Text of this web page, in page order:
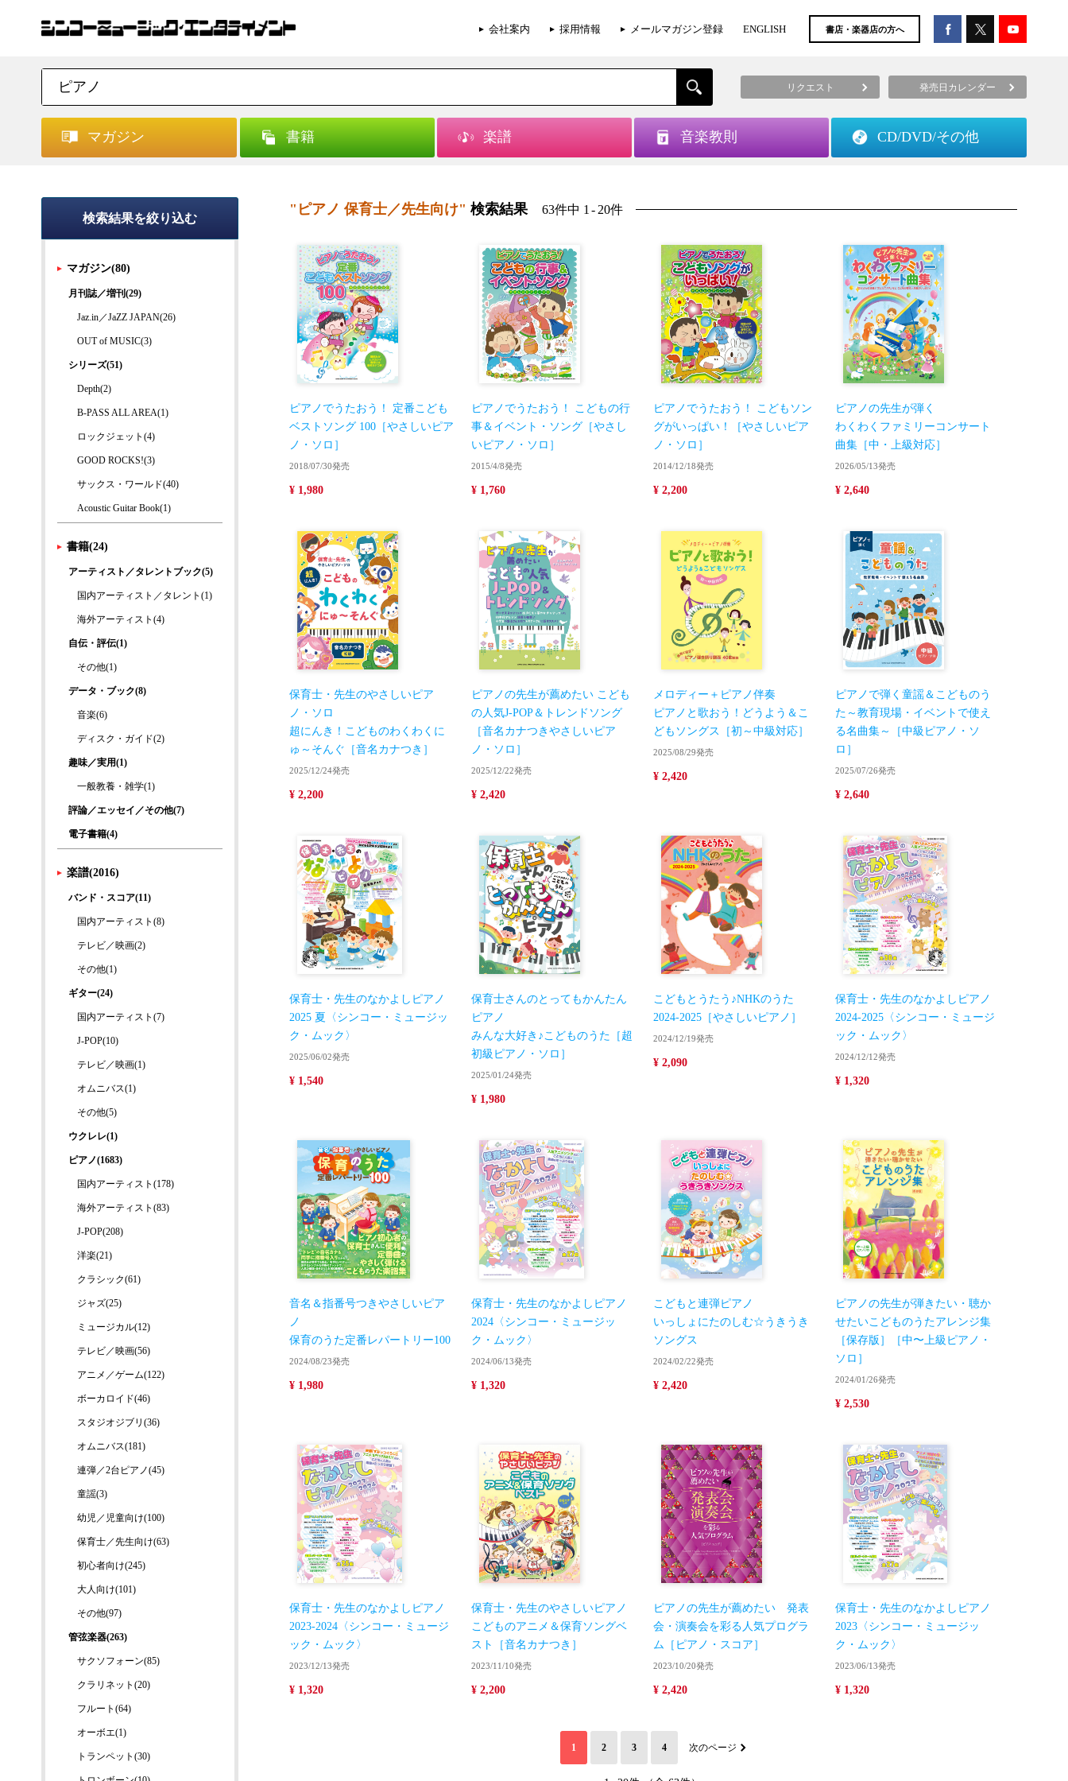
会社案内 採用情報 メールマガジン登録 ENGLISH 書店・楽器店の方へ
リクエスト 発売日カレンダー
マガジン 書籍 楽譜 音楽教則 CD/DVD/その他
"ピアノ 保育士／先生向け" 検索結果 63件中 1 - 20件
ピアノでうたおう！ 定番こども
ベストソング 100［やさしいピア
ノ・ソロ］
2018/07/30発売
¥ 1,980
ピアノでうたおう！ こどもの行
事＆イベント・ソング［やさし
いピアノ・ソロ］
2015/4/8発売
¥ 1,760
ピアノでうたおう！ こどもソン
グがいっぱい！［やさしいピア
ノ・ソロ］
2014/12/18発売
¥ 2,200
ピアノの先生が弾く
わくわくファミリーコンサート
曲集［中・上級対応］
2026/05/13発売
¥ 2,640
保育士・先生のやさしいピア
ノ・ソロ
超にんき！こどものわくわくに
ゅ～そんぐ［音名カナつき］
2025/12/24発売
¥ 2,200
ピアノの先生が薦めたい こども
の人気J-POP＆トレンドソング
［音名カナつきやさしいピア
ノ・ソロ］
2025/12/22発売
¥ 2,420
メロディー＋ピアノ伴奏
ピアノと歌おう！どうよう＆こ
どもソングス［初～中級対応］
2025/08/29発売
¥ 2,420
ピアノで弾く童謡＆こどものう
た～教育現場・イベントで使え
る名曲集～［中級ピアノ・ソ
ロ］
2025/07/26発売
¥ 2,640
保育士・先生のなかよしピアノ
2025 夏〈シンコー・ミュージッ
ク・ムック〉
2025/06/02発売
¥ 1,540
保育士さんのとってもかんたん
ピアノ
みんな大好き♪こどものうた［超
初級ピアノ・ソロ］
2025/01/24発売
¥ 1,980
こどもとうたう♪NHKのうた
2024-2025［やさしいピアノ］
2024/12/19発売
¥ 2,090
保育士・先生のなかよしピアノ
2024-2025〈シンコー・ミュージ
ック・ムック〉
2024/12/12発売
¥ 1,320
音名＆指番号つきやさしいピア
ノ
保育のうた定番レパートリー100
2024/08/23発売
¥ 1,980
保育士・先生のなかよしピアノ
2024〈シンコー・ミュージッ
ク・ムック〉
2024/06/13発売
¥ 1,320
こどもと連弾ピアノ
いっしょにたのしむ☆うきうき
ソングス
2024/02/22発売
¥ 2,420
ピアノの先生が弾きたい・聴か
せたいこどものうたアレンジ集
［保存版］［中〜上級ピアノ・
ソロ］
2024/01/26発売
¥ 2,530
保育士・先生のなかよしピアノ
2023-2024〈シンコー・ミュージ
ック・ムック〉
2023/12/13発売
¥ 1,320
保育士・先生のやさしいピアノ
こどものアニメ＆保育ソングベ
スト［音名カナつき］
2023/11/10発売
¥ 2,200
ピアノの先生が薦めたい 発表
会・演奏会を彩る人気プログラ
ム［ピアノ・スコア］
2023/10/20発売
¥ 2,420
保育士・先生のなかよしピアノ
2023〈シンコー・ミュージッ
ク・ムック〉
2023/06/13発売
¥ 1,320
1 2 3 4 次のページ
検索結果を絞り込む
マガジン(80)
月刊誌／増刊(29)
Jaz.in／JaZZ JAPAN(26)
OUT of MUSIC(3)
シリーズ(51)
Depth(2)
B-PASS ALL AREA(1)
ロックジェット(4)
GOOD ROCKS!(3)
サックス・ワールド(40)
Acoustic Guitar Book(1)
書籍(24)
アーティスト／タレントブック(5)
国内アーティスト／タレント(1)
海外アーティスト(4)
自伝・評伝(1)
その他(1)
データ・ブック(8)
音楽(6)
ディスク・ガイド(2)
趣味／実用(1)
一般教養・雑学(1)
評論／エッセイ／その他(7)
電子書籍(4)
楽譜(2016)
バンド・スコア(11)
国内アーティスト(8)
テレビ／映画(2)
その他(1)
ギター(24)
国内アーティスト(7)
J-POP(10)
テレビ／映画(1)
オムニバス(1)
その他(5)
ウクレレ(1)
ピアノ(1683)
国内アーティスト(178)
海外アーティスト(83)
J-POP(208)
洋楽(21)
クラシック(61)
ジャズ(25)
ミュージカル(12)
テレビ／映画(56)
アニメ／ゲーム(122)
ボーカロイド(46)
スタジオジブリ(36)
オムニバス(181)
連弾／2台ピアノ(45)
童謡(3)
幼児／児童向け(100)
保育士／先生向け(63)
初心者向け(245)
大人向け(101)
その他(97)
管弦楽器(263)
サクソフォーン(85)
クラリネット(20)
フルート(64)
オーボエ(1)
トランペット(30)